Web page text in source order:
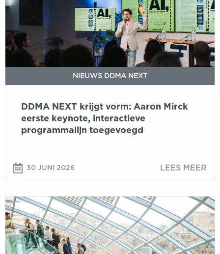
Aaron
Mirck
eerste
keynote,
interactieve
NIEUWS DDMA NEXT
DDMA NEXT krijgt vorm: Aaron Mirck
eerste keynote, interactieve
programmalijn toegevoegd
30 JUNI 2026 LEES MEER
DDMA
lanceert
vernieuwd
marketingevent:
DDMA